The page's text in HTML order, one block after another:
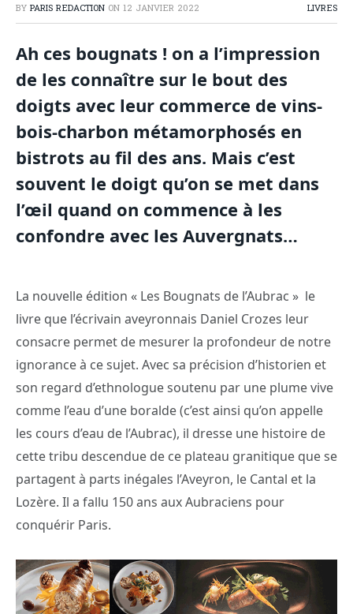
BY PARIS REDACTION ON 12 JANVIER 2022 LIVRES
Ah ces bougnats ! on a l’impression
de les connaître sur le bout des
doigts avec leur commerce de vins-
bois-charbon métamorphosés en
bistrots au fil des ans. Mais c’est
souvent le doigt qu’on se met dans
l’œil quand on commence à les
confondre avec les Auvergnats…
La nouvelle édition « Les Bougnats de l’Aubrac » le
livre que l’écrivain aveyronnais Daniel Crozes leur
consacre permet de mesurer la profondeur de notre
ignorance à ce sujet. Avec sa précision d’historien et
son regard d’ethnologue soutenu par une plume vive
comme l’eau d’une boralde (c’est ainsi qu’on appelle
les cours d’eau de l’Aubrac), il dresse une histoire de
cette tribu descendue de ce plateau granitique que se
partagent à parts inégales l’Aveyron, le Cantal et la
Lozère. Il a fallu 150 ans aux Aubraciens pour
conquérir Paris.